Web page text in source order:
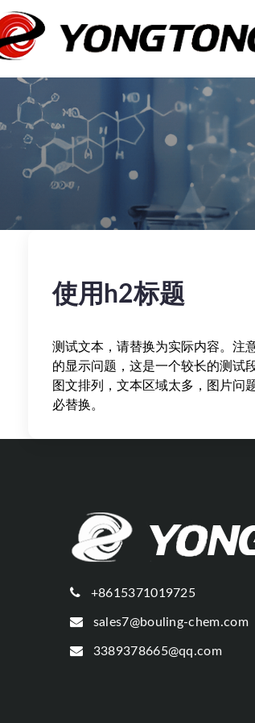
使用h2标题
测试文本，请替换为实际内容。注
的显示问题，这是一个较长的测试
图文排列，文本区域太多，图片问
必替换。
+8615371019725
sales7@bouling-chem.com
3389378665@qq.com